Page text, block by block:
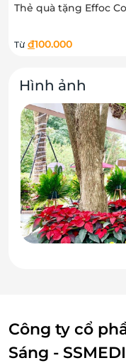
Thẻ quà tặng Effoc
Từ đ100.000
Hình ảnh
Công ty cổ
Sáng -